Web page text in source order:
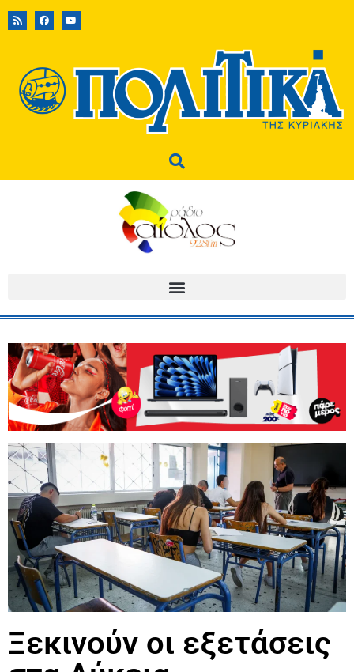
Ξεκινούν οι εξετάσεις